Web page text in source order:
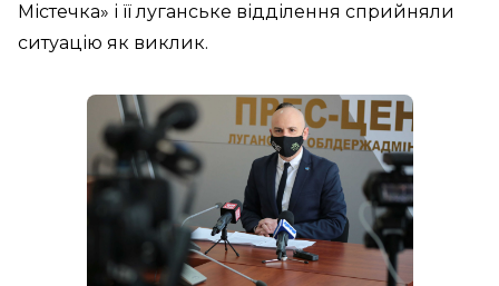
Містечка» і її луганське відділення сприйняли
ситуацію як виклик.